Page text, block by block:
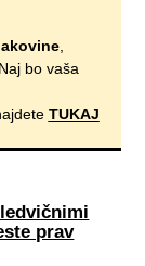
,
bo vaša
TUKAJ
prav